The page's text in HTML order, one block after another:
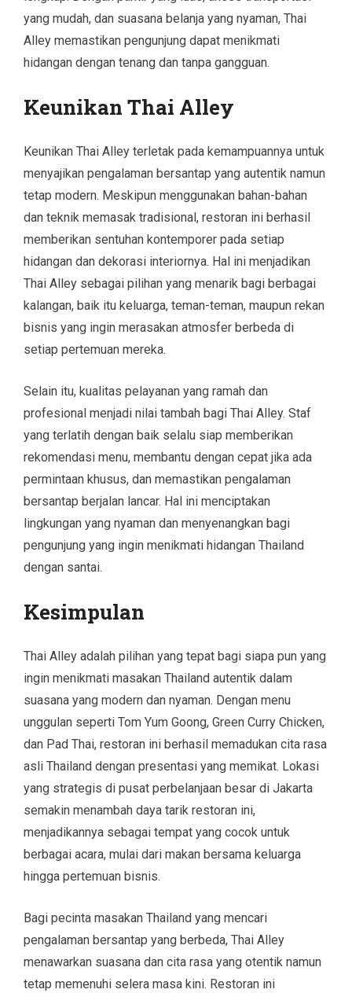
yang mudah, dan suasana belanja yang nyaman, Thai
Alley memastikan pengunjung dapat menikmati
hidangan dengan tenang dan tanpa gangguan.
Keunikan Thai Alley
Keunikan Thai Alley terletak pada kemampuannya untuk
menyajikan pengalaman bersantap yang autentik namun
tetap modern. Meskipun menggunakan bahan-bahan
dan teknik memasak tradisional, restoran ini berhasil
memberikan sentuhan kontemporer pada setiap
hidangan dan dekorasi interiornya. Hal ini menjadikan
Thai Alley sebagai pilihan yang menarik bagi berbagai
kalangan, baik itu keluarga, teman-teman, maupun rekan
bisnis yang ingin merasakan atmosfer berbeda di
setiap pertemuan mereka.
Selain itu, kualitas pelayanan yang ramah dan
profesional menjadi nilai tambah bagi Thai Alley. Staf
yang terlatih dengan baik selalu siap memberikan
rekomendasi menu, membantu dengan cepat jika ada
permintaan khusus, dan memastikan pengalaman
bersantap berjalan lancar. Hal ini menciptakan
lingkungan yang nyaman dan menyenangkan bagi
pengunjung yang ingin menikmati hidangan Thailand
dengan santai.
Kesimpulan
Thai Alley adalah pilihan yang tepat bagi siapa pun yang
ingin menikmati masakan Thailand autentik dalam
suasana yang modern dan nyaman. Dengan menu
unggulan seperti Tom Yum Goong, Green Curry Chicken,
dan Pad Thai, restoran ini berhasil memadukan cita rasa
asli Thailand dengan presentasi yang memikat. Lokasi
yang strategis di pusat perbelanjaan besar di Jakarta
semakin menambah daya tarik restoran ini,
menjadikannya sebagai tempat yang cocok untuk
berbagai acara, mulai dari makan bersama keluarga
hingga pertemuan bisnis.
Bagi pecinta masakan Thailand yang mencari
pengalaman bersantap yang berbeda, Thai Alley
menawarkan suasana dan cita rasa yang otentik namun
tetap memenuhi selera masa kini. Restoran ini